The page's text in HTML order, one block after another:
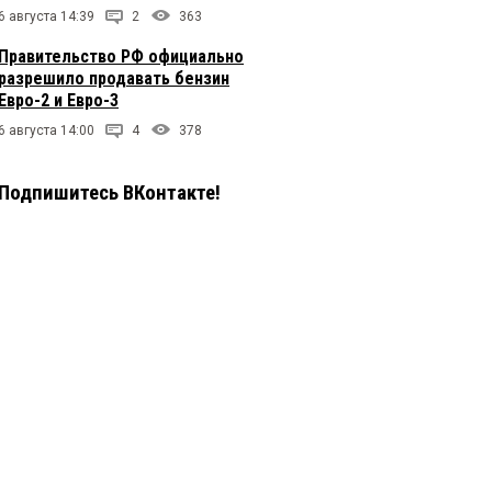
6 августа 14:39 2 363
Правительство РФ официально
разрешило продавать бензин
Евро-2 и Евро-3
6 августа 14:00 4 378
Подпишитесь ВКонтакте!